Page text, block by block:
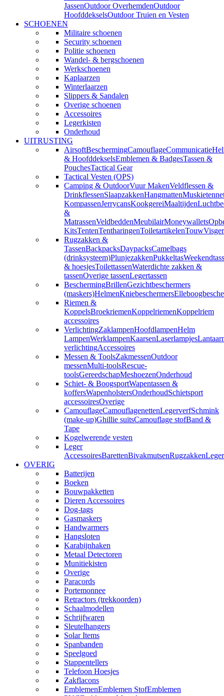
JassenOutdoor OverhemdenOutdoor
HoofddekselsOutdoor Truien en Vesten
SCHOENEN
Militaire schoenen
Security schoenen
Politie schoenen
Wandel- & bergschoenen
Werkschoenen
Kaplaarzen
Winterlaarzen
Slippers & Sandalen
Overige schoenen
Accessoires
Legerkisten
Onderhoud
UITRUSTING
AirsoftBeschermingCamouflageCommunicatie
& HoofddekselsEmblemen & BadgesTassen &
PouchesTactical Gear
Tactical Vesten (OPS)
Camping & OutdoorVuur MakenVeldflessen &
DrinkflessenSlaapzakkenHangmatten
KompassenJerrycansKookgereiMaaltijden
&
MatrassenVeldbeddenMeubilairMoneywallets
KitsTentenTentharingenToiletartikelenTouw
Rugzakken &
TassenBackpacksDaypacksCamelbags
(drinksysteem)PlunjezakkenPukkeltas
& hoesjesToilettassenWaterdichte zakken &
tassenOverige tassenLegertassen
BeschermingBrillenGezichtbeschermers
(maskers)HelmenKniebeschermers
Riemen &
KoppelsBroekriemenKoppelriemenKoppelriem
accessoires
VerlichtingZaklampenHoofdlampenHelm
LampenWerklampenKaarsenLaserlampjes
verlichtingAccessoires
Messen & ToolsZakmessenOutdoor
messenMulti-toolsRescue-
toolsGereedschapMeshoezenOnderhoud
Schiet- & BoogsportWapentassen &
koffersWapenholstersOnderhoudSchietsport
accessoiresOverige
CamouflageCamouflagenettenLegerverfSchmink
(make-up)Ghillie suitsCamouflage stofBand &
Tape
Kogelwerende vesten
Leger
AccessoiresBarettenBivakmutsenRugzakken
OVERIG
Batterijen
Boeken
Bouwpakketten
Dieren Accessoires
Dog-tags
Gasmaskers
Handwarmers
Hangsloten
Karabijnhaken
Metaal Detectoren
Munitiekisten
Overige
Paracords
Portemonnee
Retractors (trekkoorden)
Schaalmodellen
Schrijfwaren
Sleutelhangers
Solar Items
Spanbanden
Speelgoed
Stappentellers
Telefoon Hoesjes
Zakflacons
EmblemenEmblemen StofEmblemen